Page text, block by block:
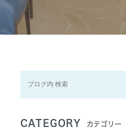
CATEGORY カテゴリー